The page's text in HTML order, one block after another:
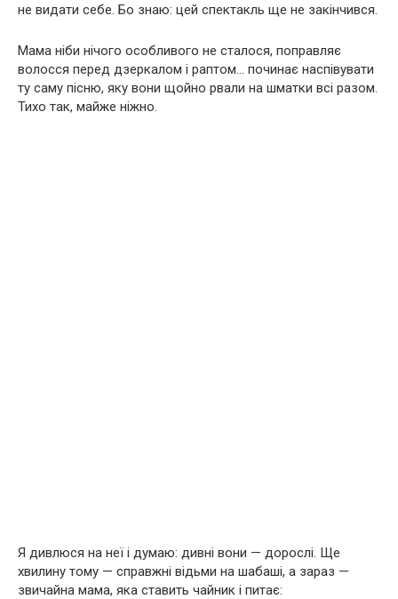
не видати себе. Бо знаю: цей спектакль ще не закінчився.
Мама ніби нічого особливого не сталося, поправляє
волосся перед дзеркалом і раптом… починає наспівувати
ту саму пісню, яку вони щойно рвали на шматки всі разом.
Тихо так, майже ніжно.
Я дивлюся на неї і думаю: дивні вони — дорослі. Ще
хвилину тому — справжні відьми на шабаші, а зараз —
звичайна мама, яка ставить чайник і питає: